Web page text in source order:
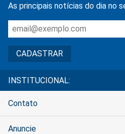
As principais notícias do dia no
INSTITUCIONAL:
Contato
Anuncie